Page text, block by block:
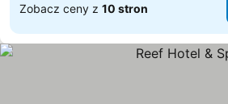
Zobacz ceny z 10 stron